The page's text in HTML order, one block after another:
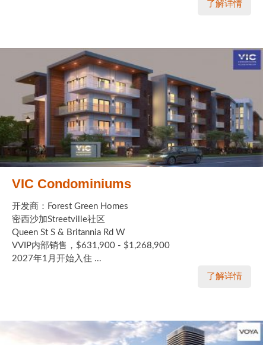
了解详情
VIC Condominiums
开发商：Forest Green Homes
密西沙加Streetville社区
Queen St S & Britannia Rd W
VVIP内部销售，$631,900 - $1,268,900
2027年1月开始入住 ...
了解详情